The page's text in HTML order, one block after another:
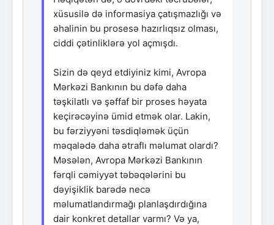
xüsusilə də informasiya çatışmazlığı və
əhalinin bu prosesə hazırlıqsız olması,
ciddi çətinliklərə yol açmışdı.
Sizin də qeyd etdiyiniz kimi, Avropa
Mərkəzi Bankının bu dəfə daha
təşkilatlı və şəffaf bir proses həyata
keçirəcəyinə ümid etmək olar. Lakin,
bu fərziyyəni təsdiqləmək üçün
məqalədə daha ətraflı məlumat olardı?
Məsələn, Avropa Mərkəzi Bankının
fərqli cəmiyyət təbəqələrini bu
dəyişiklik barədə necə
məlumatlandırmağı planlaşdırdığına
dair konkret detallar varmı? Və ya,